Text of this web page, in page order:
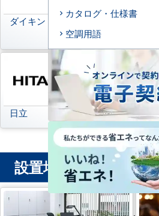
ダイキン
日本キヤリア
(旧:東芝キヤリ
日立 三菱重工
設置場所 から業務
カタログ・仕様書
空調用語